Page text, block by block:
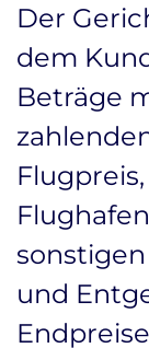
Der
dem
Beträge
und